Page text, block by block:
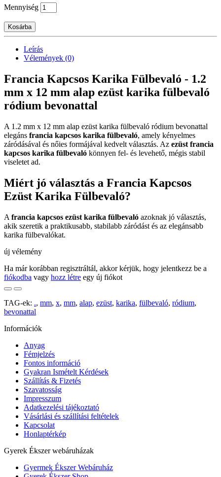
Mennyiség
Kosárba
Leírás
Vélemények (0)
Francia Kapcsos Karika Fülbevaló - 1.2
mm x 12 mm alap ezüst karika fülbevaló
ródium bevonattal
A 1.2 mm x 12 mm alap ezüst karika fülbevaló ródium bevonattal
elegáns francia kapcsos karika fülbevaló, amely kényelmes
záródásával és nőies formájával kedvelt választás. Az ezüst francia
kapcsos karika fülbevaló könnyen fel- és levehető, mégis stabil
viseletet ad.
Miért jó választás a Francia Kapcsos
Ezüst Karika Fülbevaló?
A francia kapcsos ezüst karika fülbevaló azoknak jó választás,
akik szeretik a praktikusabb, stabilabb záródást és az elegánsabb
karika fülbevalókat.
új vélemény
Ha már korábban regisztráltál, akkor kérjük, hogy jelentkezz be a
fiókodba vagy hozz létre egy új fiókot
TAG-ek: ., mm, x, mm, alap, ezüst, karika, fülbevaló, ródium,
bevonattal
Információk
Anyag
Fémjelzés
Fontos információ
Gyakran Ismételt Kérdések
Szállítás & Fizetés
Szavatosság
Impresszum
Adatkezelési tájékoztató
Vásárlási és szállítási feltételek
Kapcsolat
Honlaptérkép
Gyerek Ékszer webáruházak
Gyermek Ékszer Webáruház